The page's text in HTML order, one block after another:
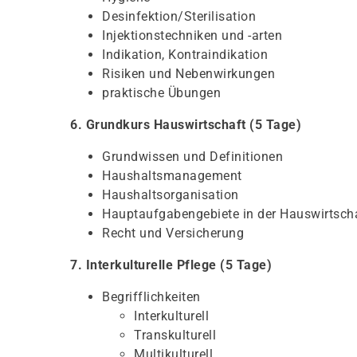
Desinfektion/Sterilisation
Injektionstechniken und -arten
Indikation, Kontraindikation
Risiken und Nebenwirkungen
praktische Übungen
6. Grundkurs Hauswirtschaft (5 Tage)
Grundwissen und Definitionen
Haushaltsmanagement
Haushaltsorganisation
Hauptaufgabengebiete in der
Recht und Versicherung
7. Interkulturelle Pflege (5 Tage)
Begrifflichkeiten
Interkulturell
Transkulturell